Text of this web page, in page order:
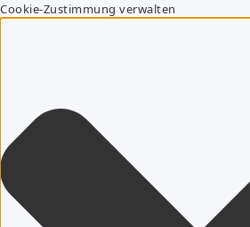
Cookie-Zustimmung verwalten